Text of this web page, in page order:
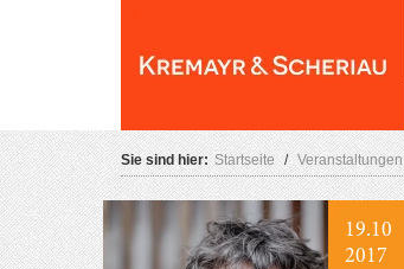
Sie sind hier: Startseite / Veranstaltungen
19.10
2017